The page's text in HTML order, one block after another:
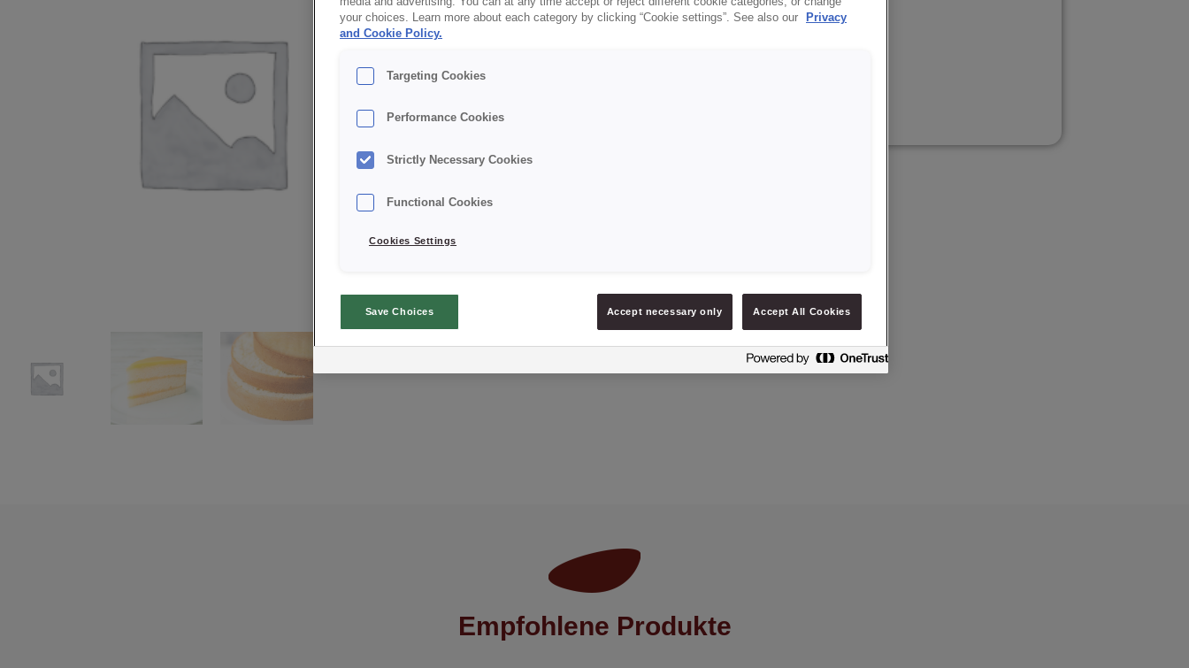
Details
Empfohlene Produkte
your choices. Learn more about each category by clicking “Cookie settings”. See also our
Privacy
and Cookie Policy.
Targeting Cookies
Performance Cookies
Strictly Necessary Cookies
Functional Cookies
Cookies Settings
Save Choices Accept necessary only Accept All Cookies